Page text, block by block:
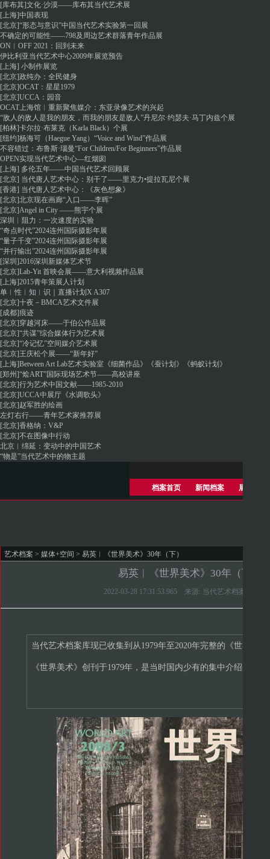
[库布其]文化·沙漠——库布其当代艺术展
[上海]中国表现
[北京]“形态与意识”中国当代艺术实验第一回展
不确定的可能性——798及周边艺术群落青年作品展
ON︱OFF 2021：回到未来
伊比利亚当代艺术中心2009年展览预告
[上海] 小制作展览
[北京]政纯办：全民健身
[北京]OCAT：星星1979
[北京]UCCA：园音
OCAT上海馆︱重新聚焦媒介：东亚录像艺术的兴起
“敌人的敌人是我的朋友，而我的朋友是敌人”丹尼尔·约瑟夫·马丁内兹个展
[柏林]卡尔拉·布莱克（Karla Black）个展
[纽约]杨海可（Haegue Yang）“Voice and Wind”作品展
不容错过：布鲁斯·瑙曼“For Children/For Beginners”作品展
OPEN实现当代艺术中心—红烟囱
[上海] 多伦五年——中国当代艺术回顾展
[北京] 当代唐人艺术中心：别干了——里克力•提拉瓦尼个展
[香港] 当代唐人艺术中心：《灰色想象》
[北京]北京现在画廊“入口——李晖”
[北京]Angel in City ——熊宇个展
深圳︱阻力：一次速度的实验
“奇点时代”2024连州国际摄影年展
“量子千变”2024连州国际摄影年展
“并行输出”2024连州国际摄影年展
[深圳]2016深圳新媒体艺术节
[北京]Lab-Yit 首映会展——意大利视频作品展
[上海]2015青年策展人计划
单︱性︱知︱识｜直播计划X A307
[北京]十夜－BMCA艺术文件展
[成都]痕迹
[北京]穿越河床——于伯公作品展
[北京]“共谋”综合媒体行为艺术展
[北京]“冷记忆”空间媒介艺术展
[北京]王庆松个展——“新年好”
[上海]Between Art Lab艺术实验室《细菌作品》《蚕计划》《蚂蚁计划》
[郑州]“烩ART”国际现场艺术节——高校讲座
[北京]行为艺术中国文献——1985-2010
[北京]UCCA中展厅《水调歌头》
[北京]赵军胜的绘画
左灯右行——青年艺术家推荐展
[北京]香格纳：V&P
[北京]不在图像中行动
北京︱绵延：变动中的中国艺术
“物是”当代艺术中的物主题
档案首页 新闻档案 展览档案
艺术档案 > 媒体+空间 > 易英︱《世界美术》30年（下）
易英︱《世界美术》30年（下）
2022-03-28 17:31:53.965 来源: 当代艺术档案库 作
当代艺术档案库现已收集到从1979年至2020年完整的《世界美
《世界美术》创刊于1979年，是当时国内少有的集中介绍外